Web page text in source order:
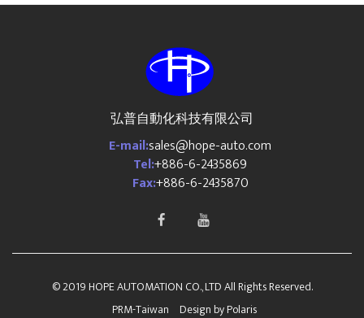
弘普自動化科技有限公司
E-mail:sales@hope-auto.com
Tel:+886-6-2435869
Fax:+886-6-2435870
© 2019 HOPE AUTOMATION CO., LTD All Rights Reserved.
PRM-Taiwan
Design byPolaris